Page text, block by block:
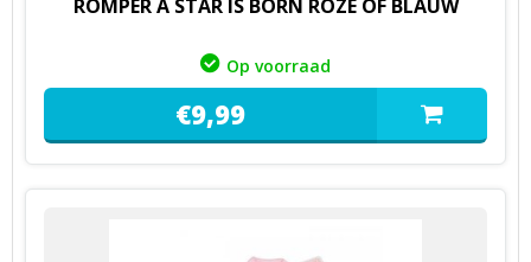
ROMPER A STAR IS BORN ROZE OF BLAUW
Op voorraad
€9,99